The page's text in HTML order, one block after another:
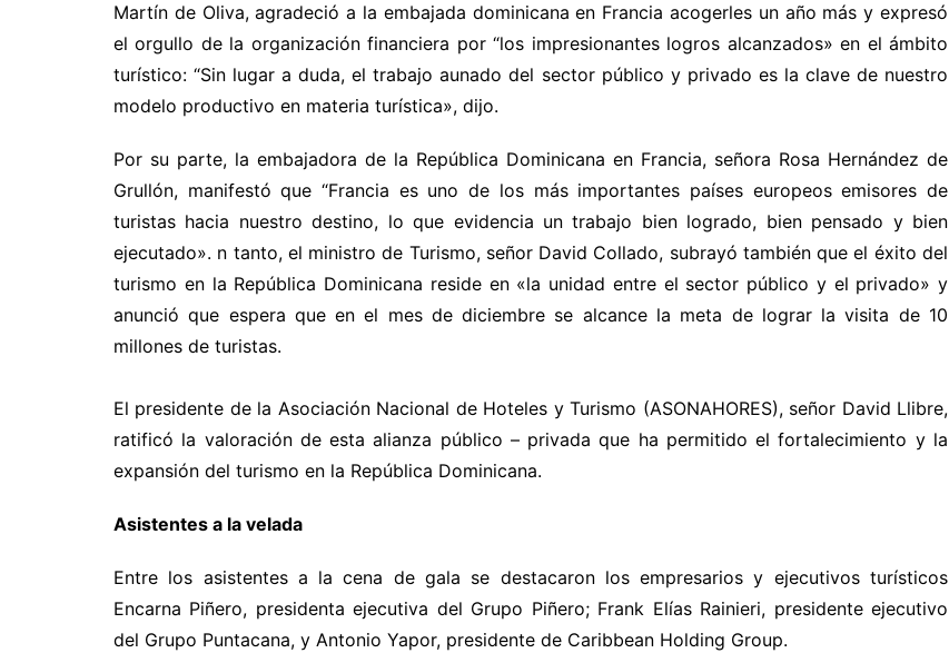
Martín de Oliva, agradeció a la embajada dominicana en Francia acogerles un año más y expresó
el orgullo de la organización financiera por “los impresionantes logros alcanzados» en el ámbito
turístico: “Sin lugar a duda, el trabajo aunado del sector público y privado es la clave de nuestro
modelo productivo en materia turística», dijo.
Por su parte, la embajadora de la República Dominicana en Francia, señora Rosa Hernández de
Grullón, manifestó que “Francia es uno de los más importantes países europeos emisores de
turistas hacia nuestro destino, lo que evidencia un trabajo bien logrado, bien pensado y bien
ejecutado». n tanto, el ministro de Turismo, señor David Collado, subrayó también que el éxito del
turismo en la República Dominicana reside en «la unidad entre el sector público y el privado» y
anunció que espera que en el mes de diciembre se alcance la meta de lograr la visita de 10
millones de turistas.
El presidente de la Asociación Nacional de Hoteles y Turismo (ASONAHORES), señor David Llibre,
ratificó la valoración de esta alianza público – privada que ha permitido el fortalecimiento y la
expansión del turismo en la República Dominicana.
Asistentes a la velada
Entre los asistentes a la cena de gala se destacaron los empresarios y ejecutivos turísticos
Encarna Piñero, presidenta ejecutiva del Grupo Piñero; Frank Elías Rainieri, presidente ejecutivo
del Grupo Puntacana, y Antonio Yapor, presidente de Caribbean Holding Group.